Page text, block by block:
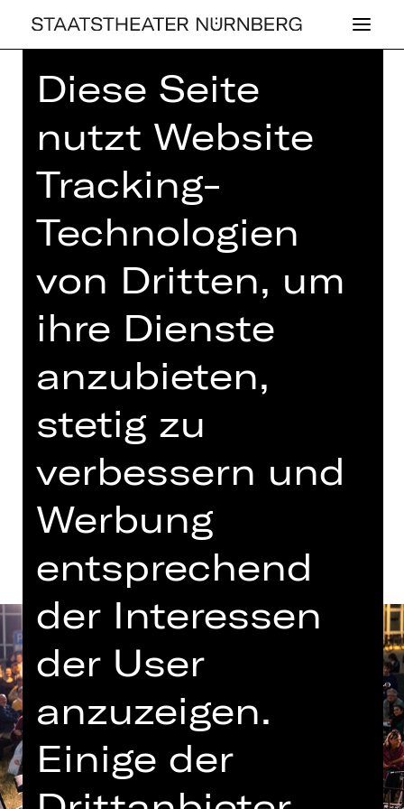
SCHAUSPIEL
SONGS OF
SEVEN YEARS
Das Fest zum Abschied der
Sonntag, 29.06.2025
16.00 - 18.00 Uhr
Eintritt frei
Wiese
Diese Seite
nutzt Website
Tracking-
Technologien
von Dritten, um
ihre Dienste
anzubieten,
stetig zu
verbessern und
Werbung
entsprechend
der Interessen
der User
anzuzeigen.
Einige der